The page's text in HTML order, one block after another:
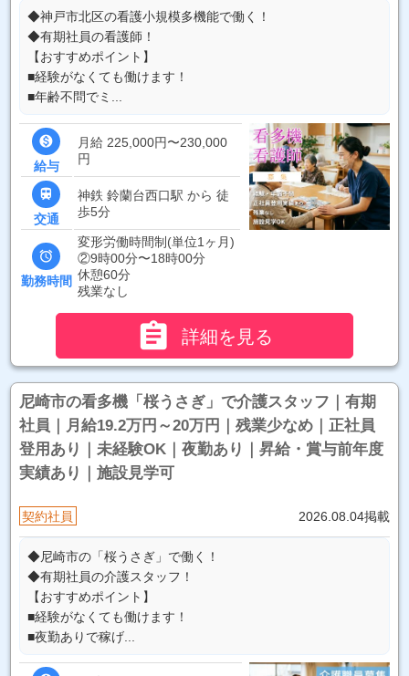
◆神戸市北区の看護小規模多機能で働く！
◆有期社員の看護師！
【おすすめポイント】
■経験がなくても働けます！
■年齢不問でミ...

給与
月給 225,000円〜230,000
円

交通
神鉄 鈴蘭台西口駅 から 徒
歩5分

勤務時間
変形労働時間制(単位1ヶ月)
②9時00分〜18時00分
休憩60分
残業なし
 詳細を見る
尼崎市の看多機「桜うさぎ」で介護スタッフ｜有期
社員｜月給19.2万円～20万円｜残業少なめ｜正社員
登用あり｜未経験OK｜夜勤あり｜昇給・賞与前年度
実績あり｜施設見学可
契約社員 2026.08.04掲載
◆尼崎市の「桜うさぎ」で働く！
◆有期社員の介護スタッフ！
【おすすめポイント】
■経験がなくても働けます！
■夜勤ありで稼げ...